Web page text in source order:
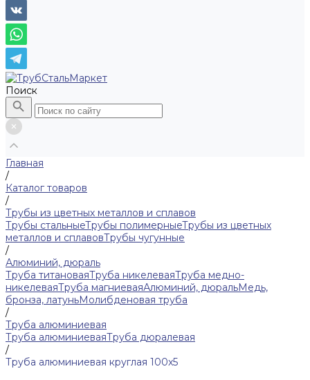
Поиск
Главная
/
Каталог товаров
/
Трубы из цветных металлов и сплавов
Трубы стальныеТрубы полимерныеТрубы из цветных
металлов и сплавовТрубы чугунные
/
Алюминий, дюраль
Труба титановаяТруба никелеваяТруба медно-
никелеваяТруба магниеваяАлюминий, дюральМедь,
бронза, латуньМолибденовая труба
/
Труба алюминиевая
Труба алюминиеваяТруба дюралевая
/
Труба алюминиевая круглая 100x5